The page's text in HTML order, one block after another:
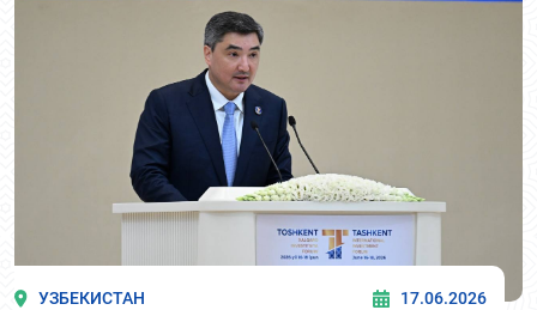
УЗБЕКИСТАН 17.06.2026